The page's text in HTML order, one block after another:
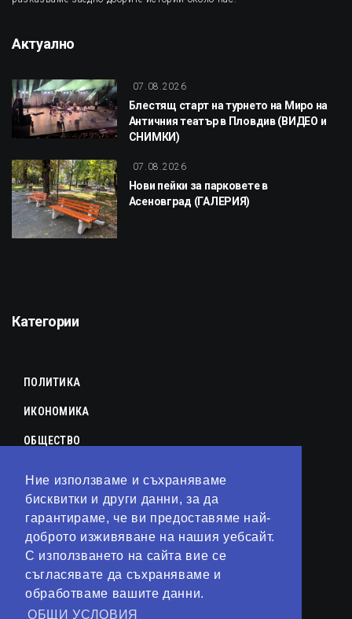
Ние използваме и съхраняваме
бисквитки и други данни, за да
гарантираме, че ви предоставяме най-
доброто изживяване на нашия уебсайт.
С използването на сайта вие се
съгласявате да съхраняваме и
обработваме вашите данни.
ОБЩИ УСЛОВИЯ
Актуално
07.08.2026
Блестящ старт на турнето на Миро на
Античния театър в Пловдив (ВИДЕО и
СНИМКИ)
07.08.2026
Нови пейки за парковете в
Асеновград (ГАЛЕРИЯ)
Категории
ПОЛИТИКА
ИКОНОМИКА
ОБЩЕСТВО
КУЛТУРА
ЛАЙФСТАЙЛ
ТЕХНОЛОГИИ
АНАЛИЗИ
СВЯТ